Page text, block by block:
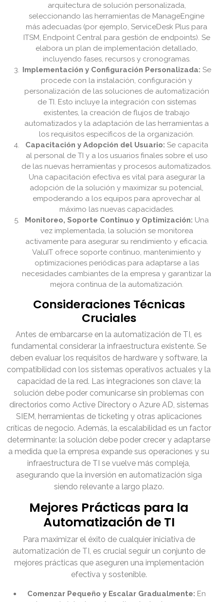
arquitectura de solución personalizada,
seleccionando las herramientas de ManageEngine
más adecuadas (por ejemplo, ServiceDesk Plus para
ITSM, Endpoint Central para gestión de endpoints). Se
elabora un plan de implementación detallado,
incluyendo fases, recursos y cronogramas.
Implementación y Configuración Personalizada: Se
procede con la instalación, configuración y
personalización de las soluciones de automatización
de TI. Esto incluye la integración con sistemas
existentes, la creación de flujos de trabajo
automatizados y la adaptación de las herramientas a
los requisitos específicos de la organización.
Capacitación y Adopción del Usuario: Se capacita
al personal de TI y a los usuarios finales sobre el uso
de las nuevas herramientas y procesos automatizados.
Una capacitación efectiva es vital para asegurar la
adopción de la solución y maximizar su potencial,
empoderando a los equipos para aprovechar al
máximo las nuevas capacidades.
Monitoreo, Soporte Continuo y Optimización: Una
vez implementada, la solución se monitorea
activamente para asegurar su rendimiento y eficacia.
ValuIT ofrece soporte continuo, mantenimiento y
optimizaciones periódicas para adaptarse a las
necesidades cambiantes de la empresa y garantizar la
mejora continua de la automatización.
Consideraciones Técnicas
Cruciales
Antes de embarcarse en la automatización de TI, es
fundamental considerar la infraestructura existente. Se
deben evaluar los requisitos de hardware y software, la
compatibilidad con los sistemas operativos actuales y la
capacidad de la red. Las integraciones son clave; la
solución debe poder comunicarse sin problemas con
directorios como Active Directory o Azure AD, sistemas
SIEM, herramientas de ticketing y otras aplicaciones
críticas de negocio. Además, la escalabilidad es un factor
determinante: la solución debe poder crecer y adaptarse
a medida que la empresa expande sus operaciones y su
infraestructura de TI se vuelve más compleja,
asegurando que la inversión en automatización siga
siendo relevante a largo plazo.
Mejores Prácticas para la
Automatización de TI
Para maximizar el éxito de cualquier iniciativa de
automatización de TI, es crucial seguir un conjunto de
mejores prácticas que aseguren una implementación
efectiva y sostenible.
Comenzar Pequeño y Escalar Gradualmente: En